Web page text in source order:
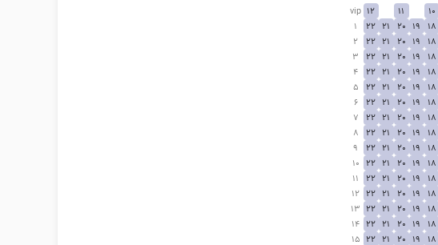
10
11
12
vip
18
19
20
21
22
1
18
19
20
21
22
2
18
19
20
21
22
3
18
19
20
21
22
4
18
19
20
21
22
5
18
19
20
21
22
6
18
19
20
21
22
7
18
19
20
21
22
8
18
19
20
21
22
9
18
19
20
21
22
10
18
19
20
21
22
11
18
19
20
21
22
12
18
19
20
21
22
13
18
19
20
21
22
14
18
19
20
21
22
15